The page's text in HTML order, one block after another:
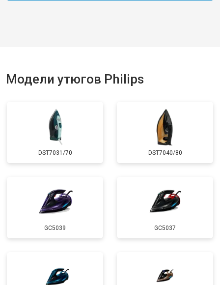
Модели утюгов Philips
DST7031/70 DST7040/80
GC5039 GC5037